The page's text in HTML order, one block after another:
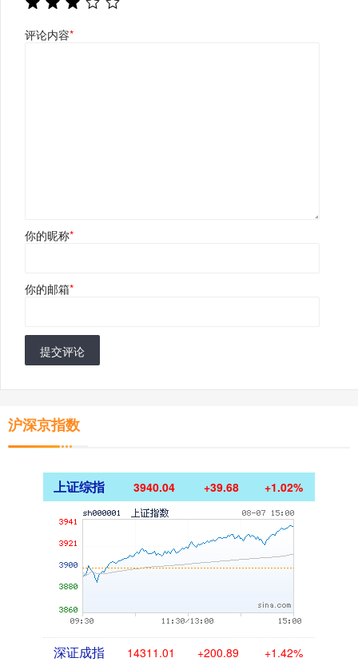
评论内容*
你的昵称*
你的邮箱*
提交评论
沪深京指数
上证综指 3940.04 +39.68 +1.02%
深证成指 14311.01 +200.89 +1.42%